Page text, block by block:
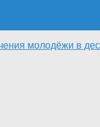
молодёжи в